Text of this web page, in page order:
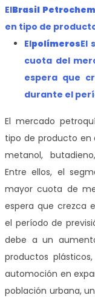
ElBrasil
en tipo de
ElpolímerosEl
cuota del
espera que
durante el
El mercado
tipo de producto en
metanol,
Entre ellos, el
mayor cuota de
espera que crezca
el período de
debe a un
productos
automoción en
población urbana,